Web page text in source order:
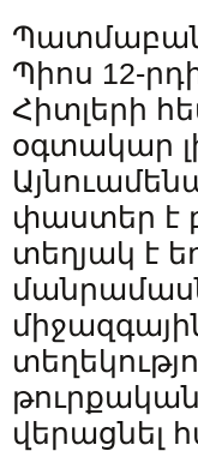
Պատմաբան
Պիոս 12-
Հիտլերի
օգտակար
փաստեր է
տեղյակ է
վերացնել